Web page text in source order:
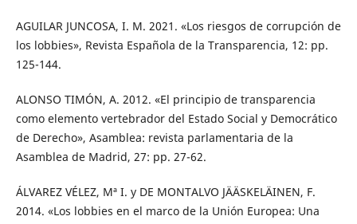
AGUILAR JUNCOSA, I. M. 2021. «Los riesgos de corrupción de
los lobbies», Revista Española de la Transparencia, 12: pp.
125-144.
ALONSO TIMÓN, A. 2012. «El principio de transparencia
como elemento vertebrador del Estado Social y Democrático
de Derecho», Asamblea: revista parlamentaria de la
Asamblea de Madrid, 27: pp. 27-62.
ÁLVAREZ VÉLEZ, Mª I. y DE MONTALVO JÄÄSKELÄINEN, F.
2014. «Los lobbies en el marco de la Unión Europea: Una